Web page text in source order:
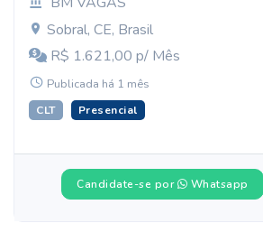
Sobral, CE, Brasil
R$ 1.621,00 p/ Mês
Publicada há 1 mês
CLT Presencial
Candidate-se por Whatsapp